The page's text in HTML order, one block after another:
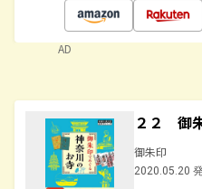
AD
２２ 御
御朱印
2020.05.20